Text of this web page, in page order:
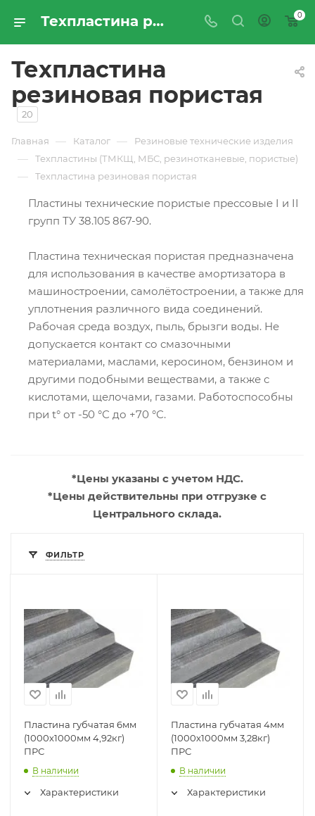
Техпластина резиновая пористая - купить по цене производителя с доставкой по России | Промресурссервис 0
Техпластина
резиновая пористая
20
Главная — Каталог — Резиновые технические изделия
— Техпластины (ТМКЩ, МБС, резинотканевые, пористые)
— Техпластина резиновая пористая
Пластины технические пористые прессовые I и II
групп ТУ 38.105 867-90.
Пластина техническая пористая предназначена
для использования в качестве амортизатора в
машиностроении, самолётостроении, а также для
уплотнения различного вида соединений.
Рабочая среда воздух, пыль, брызги воды. Не
допускается контакт со смазочными
материалами, маслами, керосином, бензином и
другими подобными веществами, а также с
кислотами, щелочами, газами. Работоспособны
при t° от -50 °С до +70 °С.
*Цены указаны с учетом НДС.
*Цены действительны при отгрузке с
Центрального склада.
ФИЛЬТР
Пластина губчатая 6мм
(1000х1000мм 4,92кг)
ПРС
В наличии
Характеристики
Пластина губчатая 4мм
(1000х1000мм 3,28кг)
ПРС
В наличии
Характеристики